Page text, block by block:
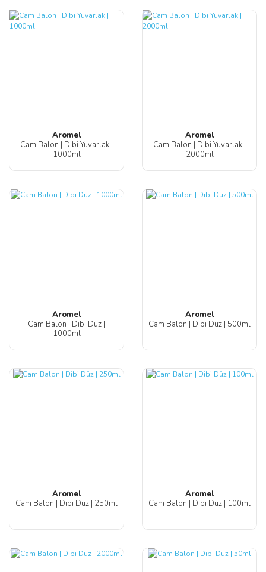
Aromel
Cam Balon | Dibi Yuvarlak |
1000ml
Aromel
Cam Balon | Dibi Yuvarlak |
2000ml
Aromel
Cam Balon | Dibi Düz |
1000ml
Aromel
Cam Balon | Dibi Düz | 500ml
Aromel
Cam Balon | Dibi Düz | 250ml
Aromel
Cam Balon | Dibi Düz | 100ml